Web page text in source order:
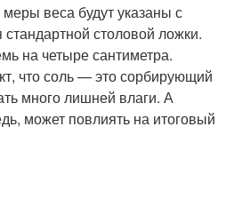
веса будут указаны с
столовой ложки.
на четыре сантиметра.
что соль — это сорбирующий
много лишней влаги. А
может повлиять на итоговый